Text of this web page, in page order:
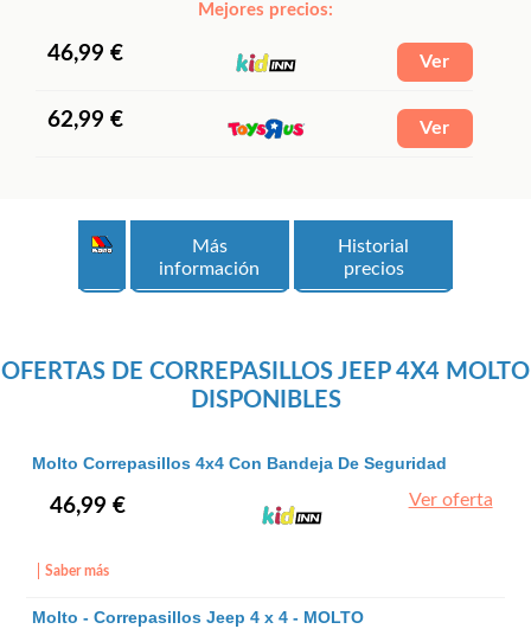
Mejores precios:
46,99 €
62,99 €
Más
información
Historial
precios
OFERTAS DE CORREPASILLOS JEEP 4X4 MOLTO
DISPONIBLES
Molto Correpasillos 4x4 Con Bandeja De Seguridad
Saber más
46,99 € Ver oferta
Molto - Correpasillos Jeep 4 x 4 - MOLTO